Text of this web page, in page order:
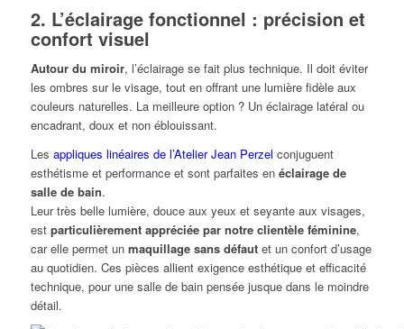
2. L’éclairage fonctionnel : précision et
confort visuel
Autour du miroir, l’éclairage se fait plus technique. Il doit éviter
les ombres sur le visage, tout en offrant une lumière fidèle aux
couleurs naturelles. La meilleure option ? Un éclairage latéral ou
encadrant, doux et non éblouissant.
Les appliques linéaires de l’Atelier Jean Perzel conjuguent
esthétisme et performance et sont parfaites en éclairage de
salle de bain.
Leur très belle lumière, douce aux yeux et seyante aux visages,
est particulièrement appréciée par notre clientèle féminine,
car elle permet un maquillage sans défautet un confort d’usage
au quotidien. Ces pièces allient exigence esthétique et efficacité
technique, pour une salle de bain pensée jusque dans le moindre
détail.